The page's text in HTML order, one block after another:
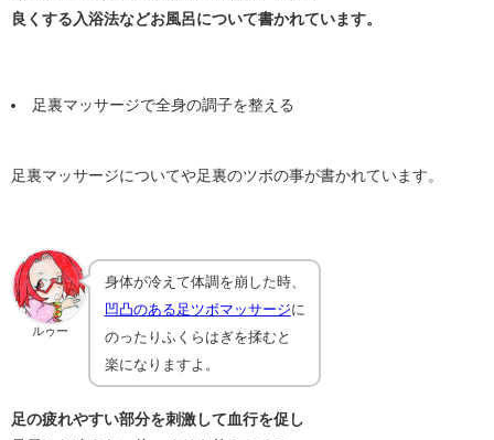
良くする入浴法などお風呂について書かれています。
足裏マッサージで全身の調子を整える
足裏マッサージについてや足裏のツボの事が書かれています。
ルゥー
身体が冷えて体調を崩した時、
凹凸のある足ツボマッサージに
のったりふくらはぎを揉むと
楽になりますよ。
足の疲れやすい部分を刺激して血行を促し